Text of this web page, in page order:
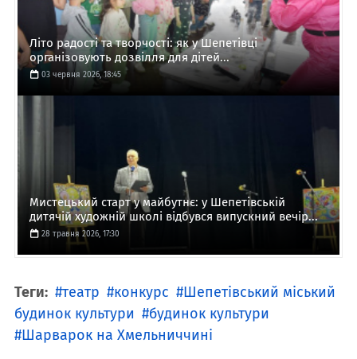
Літо радості та творчості: як у Шепетівці
організовують дозвілля для дітей...
03 червня 2026, 18:45
Мистецький старт у майбутнє: у Шепетівській
дитячій художній школі відбувся випускний вечір...
28 травня 2026, 17:30
Теги: театр конкурс
Шепетівський міський
будинок культури
будинок культури
Шарварок на Хмельниччині